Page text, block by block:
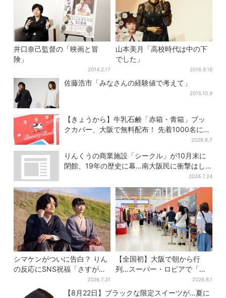
井口奈己監督の「映画と冒
険」
2014.2.17
山本美月「高校時代は中の下
でした」
2016.9.16
佐藤浩市「みなさんの経験値で考えて」
2015.10.9
【きょうから】牛乳石鹸「赤箱・青箱」ブッ
クカバー、大阪で無料配布！ 先着1000名に
2026.8.7
りんくうの商業施設「シークル」が10月末に
閉館、19年の歴史に幕…南大阪民に衝撃はし
2026.7.24
シマケンがついに告白？ りん
の反応にSNS祝福「さすがに
2026.7.31
【全国初】大阪で朝から行
列…スーパー・ロピアで「ど
デカ抽選会」、開始30分で“1
等黒毛和牛”の当選も
2026.8.1
【8月22日】ブラックな限定スイーツが…夏に